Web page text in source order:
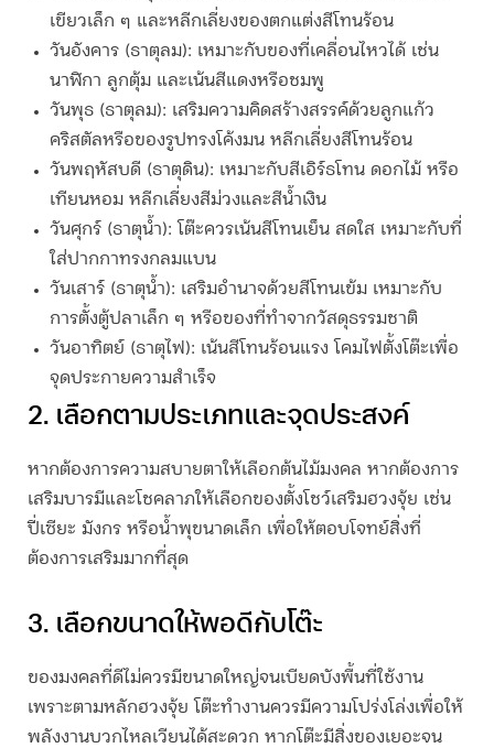
เขียวเล็ก ๆ และหลีกเลี่ยงของตกแต่งสีโทนร้อน
วันอังคาร (ธาตุลม): เหมาะกับของที่เคลื่อนไหวได้ เช่น
นาฬิกา ลูกตุ้ม และเน้นสีแดงหรือชมพู
วันพุธ (ธาตุลม): เสริมความคิดสร้างสรรค์ด้วยลูกแก้ว
คริสตัลหรือของรูปทรงโค้งมน หลีกเลี่ยงสีโทนร้อน
วันพฤหัสบดี (ธาตุดิน): เหมาะกับสีเอิร์ธโทน ดอกไม้ หรือ
เทียนหอม หลีกเลี่ยงสีม่วงและสีน้ำเงิน
วันศุกร์ (ธาตุน้ำ): โต๊ะควรเน้นสีโทนเย็น สดใส เหมาะกับที่
ใส่ปากกาทรงกลมแบน
วันเสาร์ (ธาตุน้ำ): เสริมอำนาจด้วยสีโทนเข้ม เหมาะกับ
การตั้งตู้ปลาเล็ก ๆ หรือของที่ทำจากวัสดุธรรมชาติ
วันอาทิตย์ (ธาตุไฟ): เน้นสีโทนร้อนแรง โคมไฟตั้งโต๊ะเพื่อ
จุดประกายความสำเร็จ
2. เลือกตามประเภทและจุดประสงค์
หากต้องการความสบายตาให้เลือกต้นไม้มงคล หากต้องการ
เสริมบารมีและโชคลาภให้เลือกของตั้งโชว์เสริมฮวงจุ้ย เช่น
ปี่เซียะ มังกร หรือน้ำพุขนาดเล็ก เพื่อให้ตอบโจทย์สิ่งที่
ต้องการเสริมมากที่สุด
3. เลือกขนาดให้พอดีกับโต๊ะ
ของมงคลที่ดีไม่ควรมีขนาดใหญ่จนเบียดบังพื้นที่ใช้งาน
เพราะตามหลักฮวงจุ้ย โต๊ะทำงานควรมีความโปร่งโล่งเพื่อให้
พลังงานบวกไหลเวียนได้สะดวก หากโต๊ะมีสิ่งของเยอะจน